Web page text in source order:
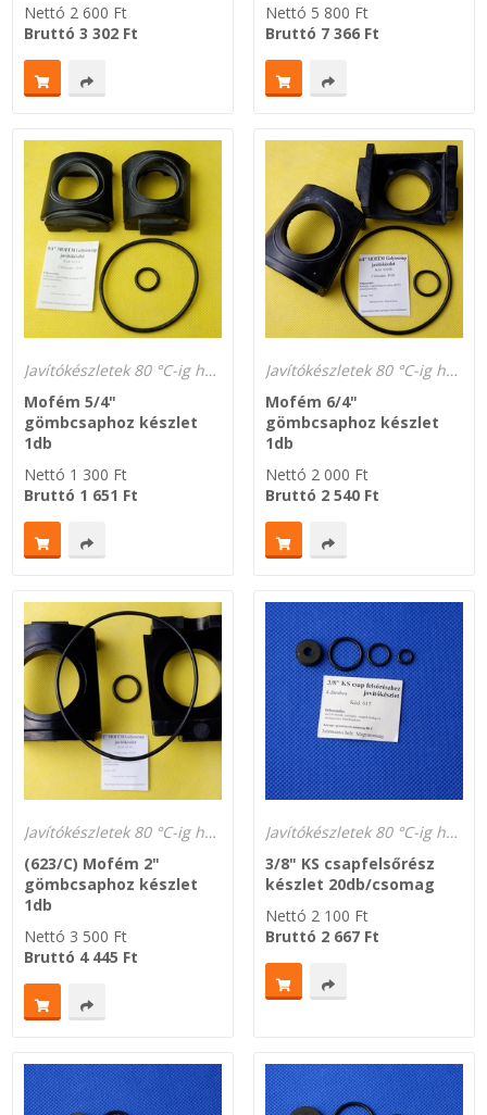
Nettó 2 600 Ft
Bruttó3 302 Ft
Nettó 5 800 Ft
Bruttó 7 366Ft
Javítókészletek 80 °C-ig hőálló és gázálló
Mofém 5/4"
gömbcsaphoz készlet
1db
Nettó 1 300 Ft
Bruttó 1 651 Ft
Javítókészletek 80 °C-ig hőálló és gázálló
Mofém 6/4"
gömbcsaphoz készlet
1db
Nettó 2 000 Ft
Bruttó 2 540Ft
Javítókészletek 80 °C-ig hőálló és gázálló
(623/C) Mofém 2"
gömbcsaphoz készlet
1db
Nettó 3 500 Ft
Bruttó 4 445 Ft
Javítókészletek 80 °C-ig hőálló és gázálló
3/8" KS csapfelsőrész
készlet 20db/csomag
Nettó 2 100 Ft
Bruttó 2 667Ft